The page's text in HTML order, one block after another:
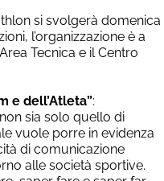
si svolgerà domenica
l’organizzazione è a
Tecnica e il Centro
e dell’Atleta”:
sia solo quello di
vuole porre in evidenza
di comunicazione
alle società sportive.